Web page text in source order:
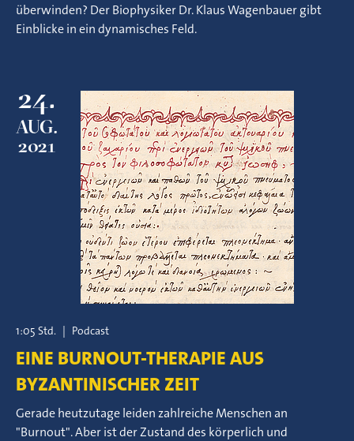
überwinden? Der Biophysiker Dr. Klaus Wagenbauer gibt
Einblicke in ein dynamisches Feld.
24.
AUG.
2021
1:05 Std. | Podcast
EINE BURNOUT-THERAPIE AUS
BYZANTINISCHER ZEIT
Gerade heutzutage leiden zahlreiche Menschen an
"Burnout". Aber ist der Zustand des körperlich und